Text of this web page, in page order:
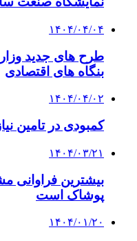
۱۴۰۴/۰۴/۰۴
طرح های جدید
بنگاه های اقتصادی
۱۴۰۴/۰۴/۰۲
کمبودی در تامین
۱۴۰۴/۰۳/۲۱
بیشترین فراوانی‌
پوشاک است
۱۴۰۴/۰۱/۲۰